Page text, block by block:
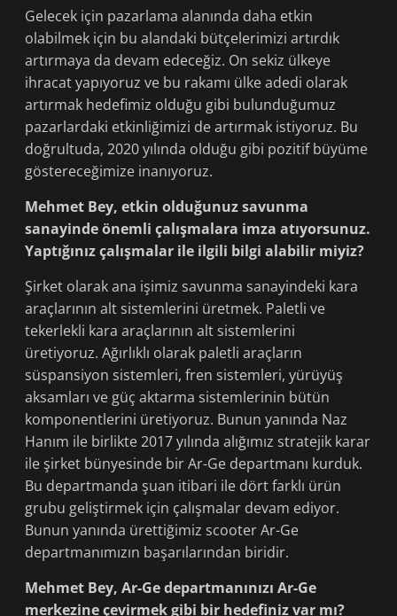
Gelecek için pazarlama alanında daha etkin
olabilmek için bu alandaki bütçelerimizi artırdık
artırmaya da devam edeceğiz. On sekiz ülkeye
ihracat yapıyoruz ve bu rakamı ülke adedi olarak
artırmak hedefimiz olduğu gibi bulunduğumuz
pazarlardaki etkinliğimizi de artırmak istiyoruz. Bu
doğrultuda, 2020 yılında olduğu gibi pozitif büyüme
göstereceğimize inanıyoruz.
Mehmet Bey, etkin olduğunuz savunma
sanayinde önemli çalışmalara imza atıyorsunuz.
Yaptığınız çalışmalar ile ilgili bilgi alabilir miyiz?
Şirket olarak ana işimiz savunma sanayindeki kara
araçlarının alt sistemlerini üretmek. Paletli ve
tekerlekli kara araçlarının alt sistemlerini
üretiyoruz. Ağırlıklı olarak paletli araçların
süspansiyon sistemleri, fren sistemleri, yürüyüş
aksamları ve güç aktarma sistemlerinin bütün
komponentlerini üretiyoruz. Bunun yanında Naz
Hanım ile birlikte 2017 yılında alığımız stratejik karar
ile şirket bünyesinde bir Ar-Ge departmanı kurduk.
Bu departmanda şuan itibari ile dört farklı ürün
grubu geliştirmek için çalışmalar devam ediyor.
Bunun yanında ürettiğimiz scooter Ar-Ge
departmanımızın başarılarından biridir.
Mehmet Bey, Ar-Ge departmanınızı Ar-Ge
merkezine çevirmek gibi bir hedefiniz var mı?